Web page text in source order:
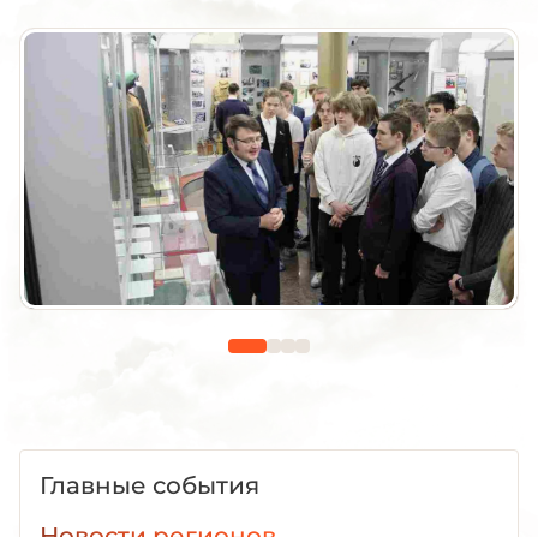
Главные события